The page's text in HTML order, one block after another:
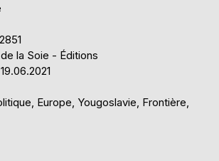
la Soie - Éditions
Europe, Yougoslavie, Frontière,